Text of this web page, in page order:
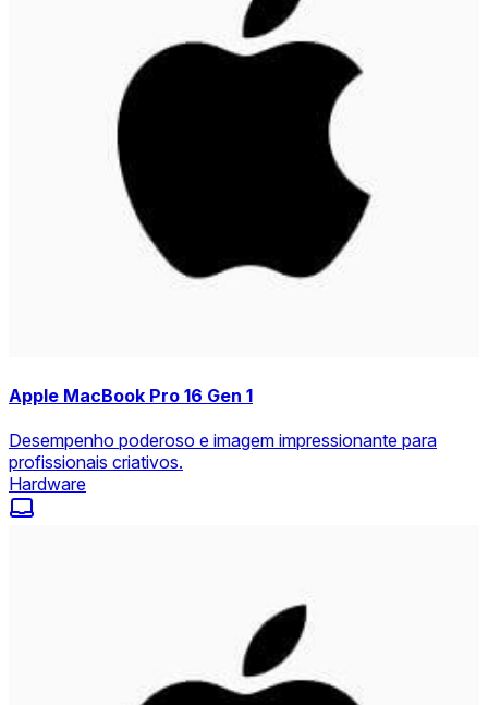
Apple MacBook Pro 16 Gen 1
Desempenho poderoso e imagem impressionante para
profissionais criativos.
Hardware